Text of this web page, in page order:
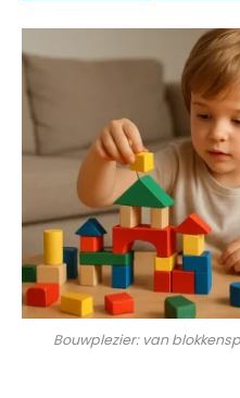
Bouwplezier: van